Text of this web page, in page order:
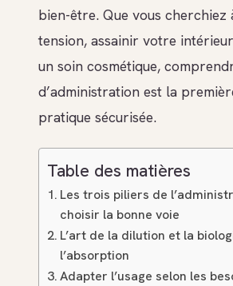
bien-être. Que vous cherchiez
tension, assainir votre
un soin cosmétique,
d’administration est la
pratique sécurisée.
Table des matières
Les trois piliers de
choisir la bonne voie
L’art de la dilution et la
l’absorption
Adapter l’usage selon les